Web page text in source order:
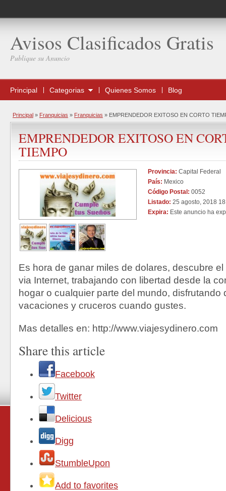
Avisos Clasificados Gratis
Publique su Anuncio
Principal Categorias Quienes Somos Blog
Principal » Franquicias » Franquicias » EMPRENDEDOR EXITOSO EN CORTO
EMPRENDEDOR EXITOSO EN
TIEMPO
Provincia: Capital Federal
País: Mexico
Código Postal: 0052
Listado: 25 agosto, 2018
Expira: Este anuncio ha
Es hora de ganar miles de dolares, descubre
via Internet, trabajando con libertad desde la
hogar o cualquier parte del mundo, disfrutando
vacaciones y cruceros cuando gustes.
Mas detalles en: http://www.viajesydinero.com
Share this article
Facebook
Twitter
Delicious
Digg
StumbleUpon
Add to favorites